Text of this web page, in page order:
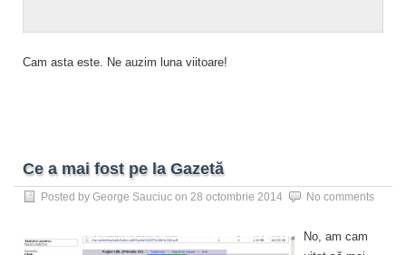
Cam asta este. Ne auzim luna viitoare!
Ce a mai fost pe la Gazetă
Posted by George Sauciuc on 28 octombrie 2014 No comments
No, am cam